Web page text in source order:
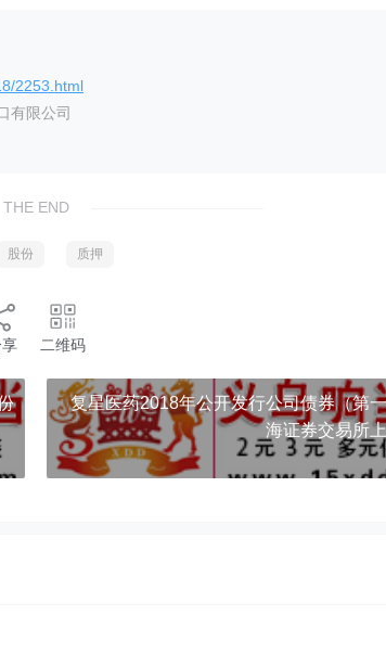
2253.html
有限公司
THE END
股份 质押
二维码
复星医药2018年公开发行公司债券（第
海证券交易所